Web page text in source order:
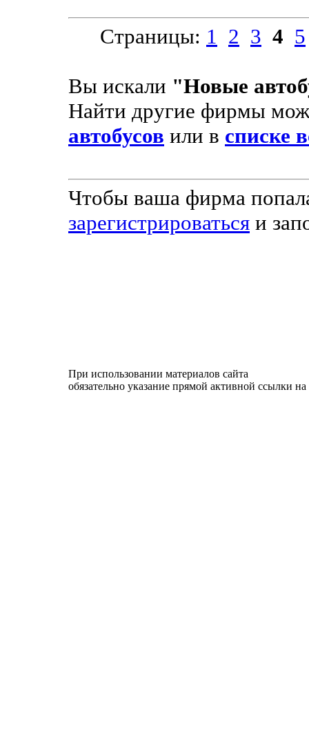
Страницы: 1 2 3 4 5
Вы искали "Новые
Найти другие фирмы
автобусов или в списке
Чтобы ваша фирма
зарегистрироваться и
При использовании материалов сайта
обязательно указание прямой активной ссылки на